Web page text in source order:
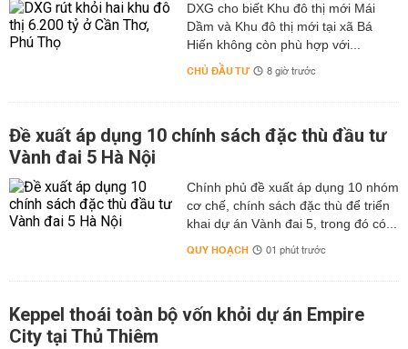
DXG cho biết Khu đô thị mới Mái
Dầm và Khu đô thị mới tại xã Bá
Hiến không còn phù hợp với...
CHỦ ĐẦU TƯ 8 giờ trước
Đề xuất áp dụng 10 chính sách đặc thù đầu tư
Vành đai 5 Hà Nội
Chính phủ đề xuất áp dụng 10 nhóm
cơ chế, chính sách đặc thù để triển
khai dự án Vành đai 5, trong đó có...
QUY HOẠCH 01 phút trước
Keppel thoái toàn bộ vốn khỏi dự án Empire
City tại Thủ Thiêm